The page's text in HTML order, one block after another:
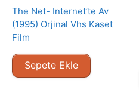
The Net- Internet’te Av
(1995) Orjinal Vhs Kaset
Film
Sepete Ekle